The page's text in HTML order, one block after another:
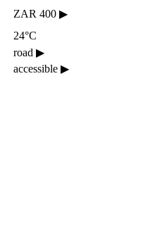
ZAR 400 ▶
24°C
road ▶
accessible ▶